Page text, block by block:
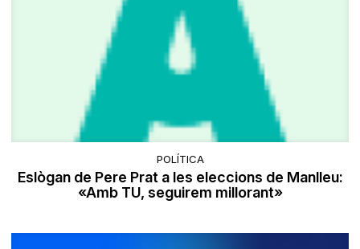
POLÍTICA
Eslògan de Pere Prat a les eleccions de Manlleu:
«Amb TU, seguirem millorant»